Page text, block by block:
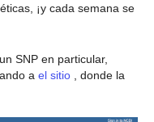
¡y cada semana se
SNP en particular,
a el sitio , donde la